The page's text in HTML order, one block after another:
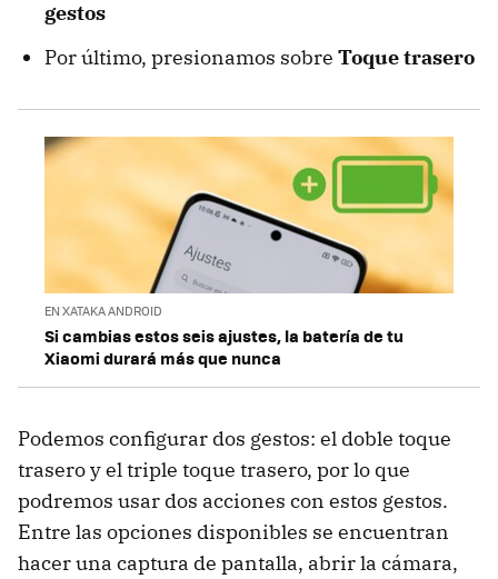
gestos
Por último, presionamos sobre Toque trasero
EN XATAKA ANDROID
Si cambias estos seis ajustes, la batería de tu
Xiaomi durará más que nunca
Podemos configurar dos gestos: el doble toque
trasero y el triple toque trasero, por lo que
podremos usar dos acciones con estos gestos.
Entre las opciones disponibles se encuentran
hacer una captura de pantalla, abrir la cámara,